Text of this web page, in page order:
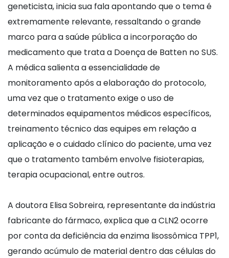
geneticista, inicia sua fala apontando que o tema é
extremamente relevante, ressaltando o grande
marco para a saúde pública a incorporação do
medicamento que trata a Doença de Batten no SUS.
A médica salienta a essencialidade de
monitoramento após a elaboração do protocolo,
uma vez que o tratamento exige o uso de
determinados equipamentos médicos específicos,
treinamento técnico das equipes em relação a
aplicação e o cuidado clínico do paciente, uma vez
que o tratamento também envolve fisioterapias,
terapia ocupacional, entre outros.
A doutora Elisa Sobreira, representante da indústria
fabricante do fármaco, explica que a CLN2 ocorre
por conta da deficiência da enzima lisossômica TPP1,
gerando acúmulo de material dentro das células do